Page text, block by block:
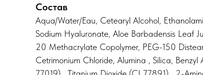
Состав
Aqua/Water/Eau, Cetearyl Alcohol,
Sodium Hyaluronate, Aloe Barbadensis Leaf
20 Methacrylate Copolymer, PEG-150
Cetrimonium Chloride, Alumina , Silica,